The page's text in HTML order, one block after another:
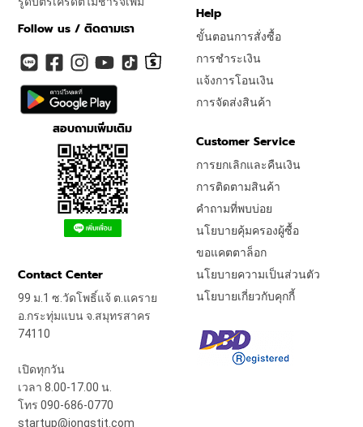
Follow us / ติดตามเรา
สอบถามเพิ่มเติม
Help
ขั้นตอนการสั่งซื้อ
การชำระเงิน
แจ้งการโอนเงิน
การจัดส่งสินค้า
Customer Service
การยกเลิกและคืนเงิน
การติดตามสินค้า
คำถามที่พบบ่อย
นโยบายคุ้มครองผู้ซื้อ
ขอแคตตาล็อก
นโยบายความเป็นส่วนตัว
นโยบายเกี่ยวกับคุกกี้
Contact Center
99 ม.1 ซ.วัดโพธิ์แจ้ ต.แคราย
อ.กระทุ่มแบน จ.สมุทรสาคร
74110
เปิดทุกวัน
เวลา 8.00-17.00 น.
โทร 090-686-0770
startup@jongstit.com